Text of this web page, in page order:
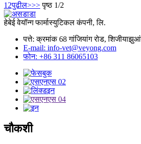
1 2पुढील>>> पृष्ठ 1/2
हेबेई वेयॉन्ग फार्मास्युटिकल कंपनी, लि.
पत्ते: क्रमांक 68 गांजियांग रोड,
E-mail: info-vet@veyong.com
फोन: +86 311 86065103
चौकशी